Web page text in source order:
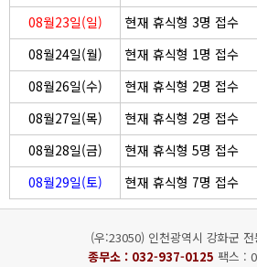
08월23일(일)
현재 휴식형 3명 접수
08월24일(월)
현재 휴식형 1명 접수
08월26일(수)
현재 휴식형 2명 접수
08월27일(목)
현재 휴식형 2명 접수
08월28일(금)
현재 휴식형 5명 접수
08월29일(토)
현재 휴식형 7명 접수
(우:23050) 인천광역시 강화군
종무소 : 032-937-0125 팩스 :